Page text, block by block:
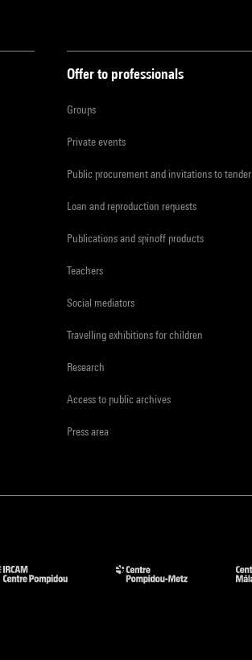
Offer to professionals
Groups
Private events
Public procurement and invitations to tender
Loan and reproduction requests
Publications and spinoff products
Teachers
Social mediators
Travelling exhibitions for children
Research
Access to public archives
Press area